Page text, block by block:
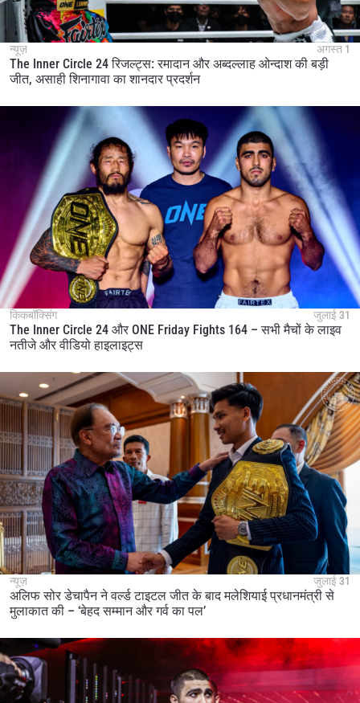
न्यूज़ अगस्त 1
The Inner Circle 24 रिजल्ट्स: रमादान और अब्दल्लाह ओन्दाश की बड़ी
जीत, असाही शिनागावा का शानदार प्रदर्शन
किकबॉक्सिंग जुलाई 31
The Inner Circle 24 और ONE Friday Fights 164 – सभी मैचों के लाइव
नतीजे और वीडियो हाइलाइट्स
न्यूज़ जुलाई 31
अलिफ सोर डेचापैन ने वर्ल्ड टाइटल जीत के बाद मलेशियाई प्रधानमंत्री से
मुलाकात की – ‘बेहद सम्मान और गर्व का पल’